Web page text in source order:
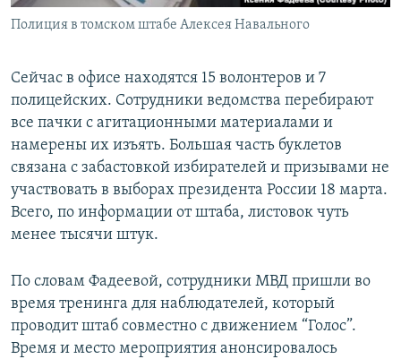
Полиция в томском штабе Алексея Навального
Сейчас в офисе находятся 15 волонтеров и 7
полицейских. Сотрудники ведомства перебирают
все пачки с агитационными материалами и
намерены их изъять. Большая часть буклетов
связана с забастовкой избирателей и призывами не
участвовать в выборах президента России 18 марта.
Всего, по информации от штаба, листовок чуть
менее тысячи штук.
По словам Фадеевой, сотрудники МВД пришли во
время тренинга для наблюдателей, который
проводит штаб совместно с движением “Голос”.
Время и место мероприятия анонсировалось